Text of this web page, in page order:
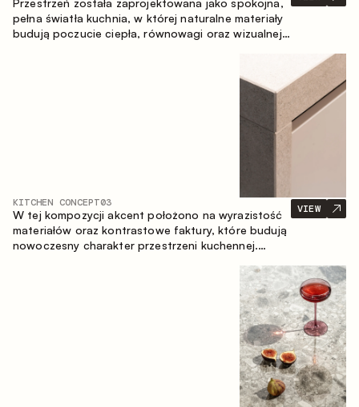
Przestrzeń została zaprojektowana jako spokojna,
pełna światła kuchnia, w której naturalne materiały
budują poczucie ciepła, równowagi oraz wizualnej
KITCHEN CONCEPT03
W tej kompozycji akcent położono na wyrazistość
materiałów oraz kontrastowe faktury, które budują
nowoczesny charakter przestrzeni kuchennej.
nasyconą, taktylną kompozycję, w której każdy
VIEW